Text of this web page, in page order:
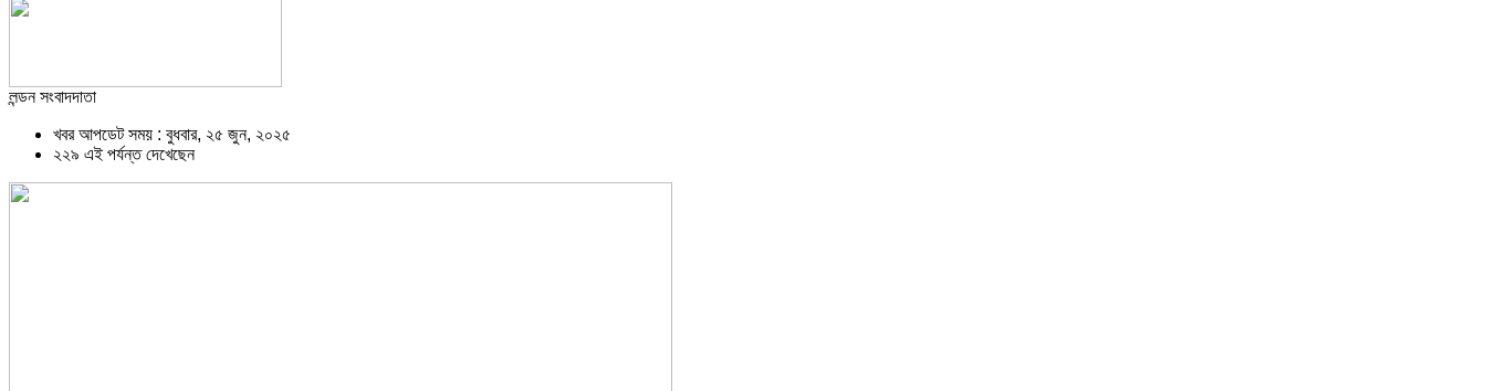
লন্ডন সংবাদদাতা
খবর আপডেট সময় : বুধবার, ২৫ জুন, ২০২৫
২২৯ এই পর্যন্ত দেখেছেন